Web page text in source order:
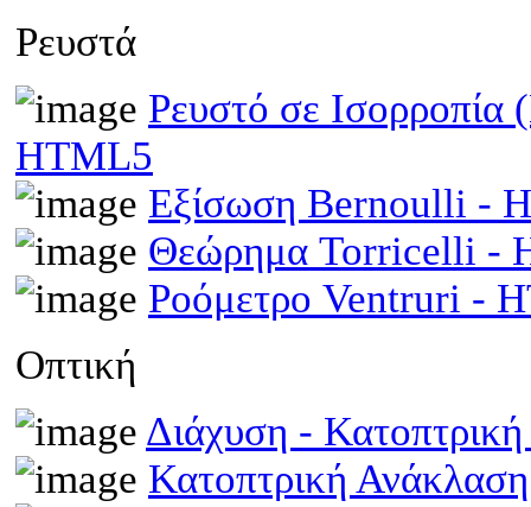
Ρευστά
Ρευστό σε Ισορροπία
HTML5
Εξίσωση Bernoulli -
Θεώρημα Torricelli -
Ροόμετρο Ventruri -
Οπτική
Διάχυση -
Κατοπτρική